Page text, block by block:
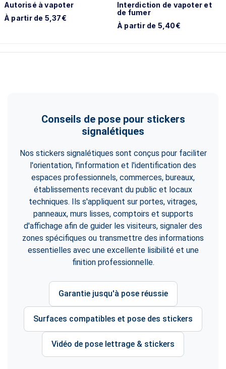
Autorisé à vapoter
À partir de 5,37€
Interdiction de vapoter et
de fumer
À partir de 5,40€
Conseils de pose pour stickers
signalétiques
Nos stickers signalétiques sont conçus pour faciliter
l'orientation, l'information et l'identification des
espaces professionnels, commerces, bureaux,
établissements recevant du public et locaux
techniques. Ils s'appliquent sur portes, vitrages,
panneaux, murs lisses, comptoirs et supports
d'affichage afin de guider les visiteurs, signaler des
zones spécifiques ou transmettre des informations
essentielles avec une excellente lisibilité et une
finition professionnelle.
Garantie jusqu'à pose réussie
Surfaces compatibles et pose des stickers
Vidéo de pose lettrage & stickers